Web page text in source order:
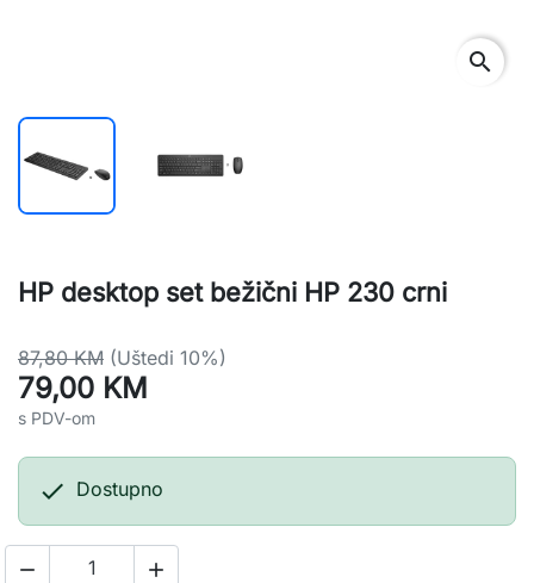
search
HP desktop set bežični HP 230 crni
87,80 KM (Uštedi 10%)
79,00 KM
s PDV-om
 Dostupno
 